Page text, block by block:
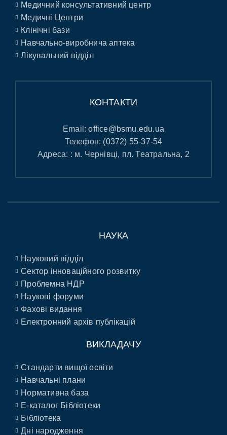
Медичний консультативний центр
Медичні Центри
Клінічні бази
Навчально-виробнича аптека
Лікувальний відділ
КОНТАКТИ
Email:office@bsmu.edu.ua
Телефон: (0372) 55-37-54
Адреса: : м. Чернівці, пл. Театральна, 2
НАУКА
Науковий відділ
Сектор інноваційного розвитку
Проблемна НДР
Наукові форуми
Фахові видання
Електронний архів публікацій
ВИКЛАДАЧУ
Стандарти вищої освіти
Навчальні плани
Нормативна база
E-каталог Бібліотеки
Бібліотека
Дні народження